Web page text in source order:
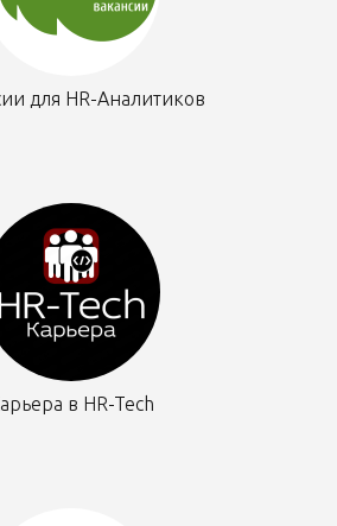
для HR-Аналитиков
в HR-Tech